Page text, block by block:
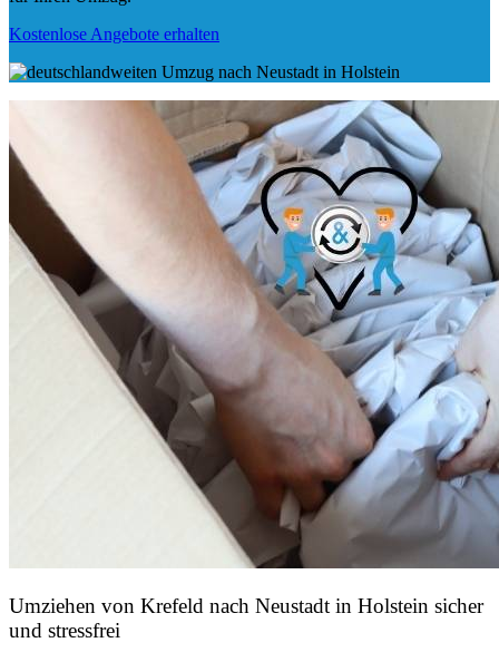
Kostenlose Angebote erhalten
Umziehen von Krefeld nach Neustadt in Holstein sicher
und stressfrei